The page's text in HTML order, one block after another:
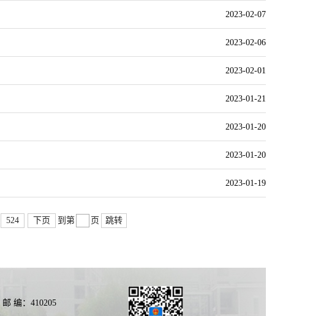
2023-02-07
2023-02-06
2023-02-01
2023-01-21
2023-01-20
2023-01-20
2023-01-19
524 下页 到第 页 跳转
邮 编：410205